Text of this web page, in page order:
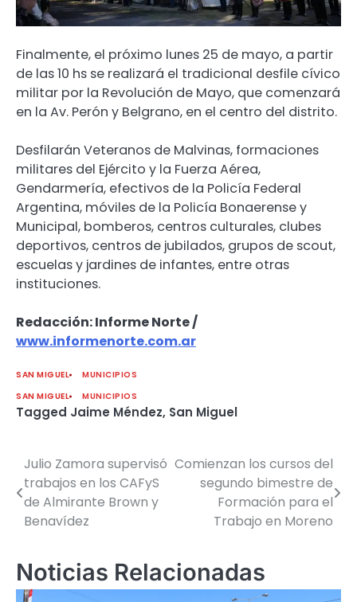
Finalmente, el próximo lunes 25 de mayo, a partir
de las 10 hs se realizará el tradicional desfile cívico
militar por la Revolución de Mayo, que comenzará
en la Av. Perón y Belgrano, en el centro del distrito.
Desfilarán Veteranos de Malvinas, formaciones
militares del Ejército y la Fuerza Aérea,
Gendarmería, efectivos de la Policía Federal
Argentina, móviles de la Policía Bonaerense y
Municipal, bomberos, centros culturales, clubes
deportivos, centros de jubilados, grupos de scout,
escuelas y jardines de infantes, entre otras
instituciones.
Redacción: Informe Norte /
www.informenorte.com.ar
SAN MIGUEL
MUNICIPIOS
SAN MIGUEL
MUNICIPIOS
Tagged Jaime Méndez, San Miguel
Navegación
de
entradas
Julio Zamora supervisó
trabajos en los CAFyS
de Almirante Brown y
Benavídez
Comienzan los cursos del
segundo bimestre de
Formación para el
Trabajo en Moreno
Noticias Relacionadas